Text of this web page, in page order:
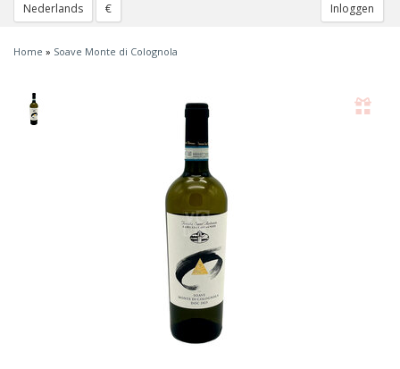
Nederlands € Inloggen
Home » Soave Monte di Colognola